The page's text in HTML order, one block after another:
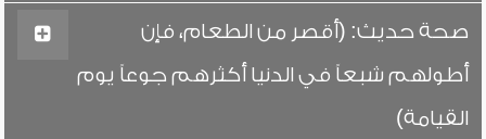
صحة حديث: (أقصر من الطعام، فإن
أطولهم شبعاً في الدنيا أكثرهم جوعاً يوم
القيامة)